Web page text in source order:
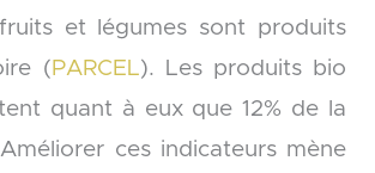
et légumes sont produits
( PARCEL). Les produits bio
quant à eux que 12% de la
ces indicateurs mène